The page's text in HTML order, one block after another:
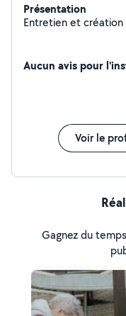
Présentation
Entretien et
Aucun avis pour
Voir le
Gagnez du